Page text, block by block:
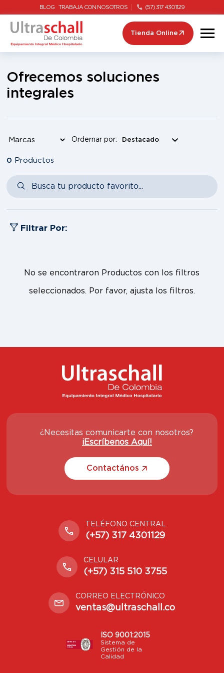
BLOG TRABAJA CON NOSOTROS (57) 317 4301129
Tienda Online
Ofrecemos soluciones
integrales
Ordernar por:
0 Productos
Filtrar Por:
No se encontraron Productos con los filtros
seleccionados. Por favor, ajusta los filtros.
¿Necesitas comunicarte con nosotros?
¡Escríbenos Aquí!
Contactános
TELÉFONO CENTRAL
(+57) 317 4301129
CELULAR
(+57) 315 510 3755
CORREO ELECTRÓNICO
ventas@ultraschall.co
ISO 9001:2015
Sistema de
Gestión de la
Calidad